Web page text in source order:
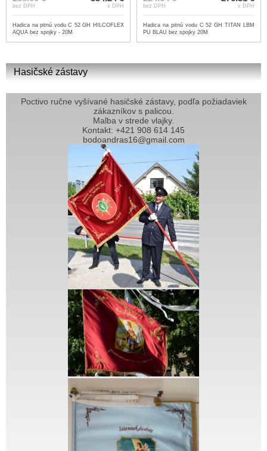
Hasičské zástavy
Poctivo ručne vyšívané hasičské zástavy, podľa požiadaviek
zákazníkov s palicou.
Malba v strede vlajky.
Kontakt: +421 908 614 145
bodoandras16@gmail.com
bez DPH s DPH
Hadica na pitnú vodu C 52 GH HILCOFLEX
AQUA bez spojky - 20M
bez DPH s DPH
Hadica na pitnú vodu C 52 GH TITAN LBM
PU BLAU bez spojky 20M